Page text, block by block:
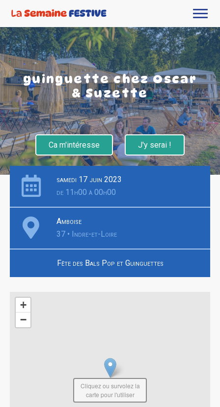
guinguette chez Oscar
& Suzette
Ca m'intéresse J'y serai !
samedi 17 juin 2023
de 11h00 à 00h00
Amboise
37 • Indre-et-Loire
Fête des Bals Pop et Guinguettes
+
−
Cliquez ou survolez la
carte pour l'utiliser